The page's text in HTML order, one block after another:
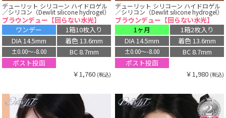
デューリット シリコーン ハイドロゲル
／シリコン（Dewlit silicone hydrogel）
ブラウンデュー【回らない水光】
ワンデー
1箱10枚入り
DIA 14.5mm
着色 13.6mm
±0.00〜-8.00
BC 8.7mm
ポスト投函
￥1,760 (税込)
デューリット シリコーン ハイドロゲル
／シリコン（Dewlit silicone hydrogel）
ブラウンデュー【回らない水光】
1ヶ月
1箱2枚入り
DIA 14.5mm
着色 13.6mm
±0.00〜-8.00
BC 8.7mm
ポスト投函
￥1,980 (税込)